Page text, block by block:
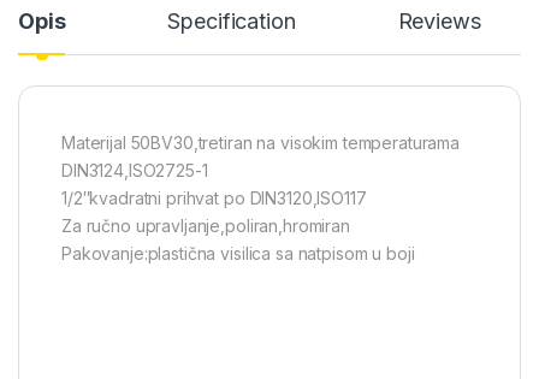
Opis Specification Reviews
Materijal 50BV30,tretiran na visokim temperaturama
DIN3124,ISO2725-1
1/2″kvadratni prihvat po DIN3120,ISO117
Za ručno upravljanje,poliran,hromiran
Pakovanje:plastična visilica sa natpisom u boji